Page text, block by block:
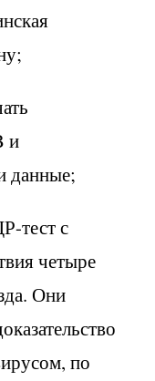
и
данные;
тест с
четыре
Они
по